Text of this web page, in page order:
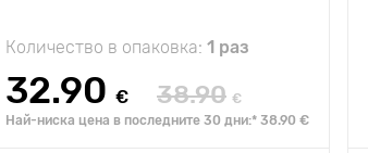
Количество в опаковка: 1 раз
32.90 € 38.90 €
Най-ниска цена в последните 30 дни:* 38.90 €